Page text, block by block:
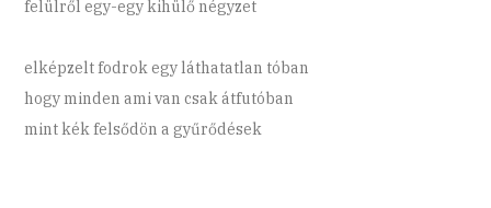
felülről egy-egy kihülő négyzet
elképzelt fodrok egy láthatatlan tóban
hogy minden ami van csak átfutóban
mint kék felsődön a gyűrődések